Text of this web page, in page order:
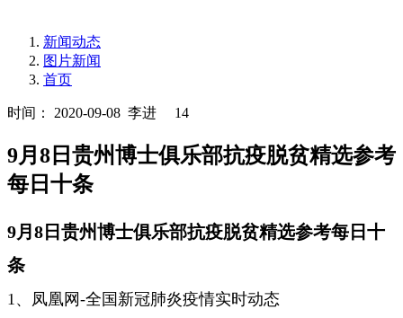
新闻动态
图片新闻
首页
时间： 2020-09-08 李进 14
9月8日贵州博士俱乐部抗疫脱贫精选参考
每日十条
9月8日贵州博士俱乐部抗疫脱贫精选参考每日十
条
1、 凤凰网-全国新冠肺炎疫情实时动态